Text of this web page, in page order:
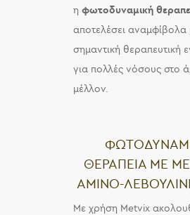
η φωτοδυναμική
αποτελέσει αναμφίβολα
σημαντική θεραπευτική
για πολλές νόσους στο
μέλλον.
ΘΕΡΑΠΕΙΑ ΜΕ
ΑΜΙΝΟ-
Με χρήση Metvix